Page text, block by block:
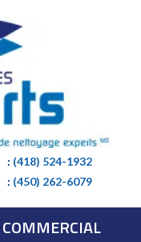
: (418) 524-1932
: (450) 262-6079
COMMERCIAL